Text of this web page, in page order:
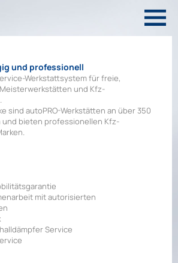
und professionell
Werkstattsystem für freie,
und Kfz-
sind autoPRO-Werkstätten an über 350
bieten professionellen Kfz-
mit autorisierten
Service